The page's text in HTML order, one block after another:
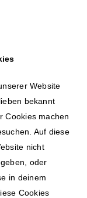
Website
bekannt
Cookies machen
Auf diese
nicht
oder
in deinem
Cookies